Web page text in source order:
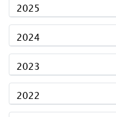
2025
2024
2023
2022